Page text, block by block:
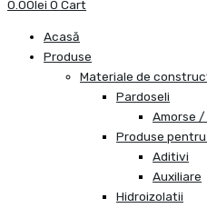
0.00lei 0 Cart
Acasă
Produse
Materiale de
Pardoseli
Amorse /
Produse
Aditivi
Auxiliare
Hidroizolatii